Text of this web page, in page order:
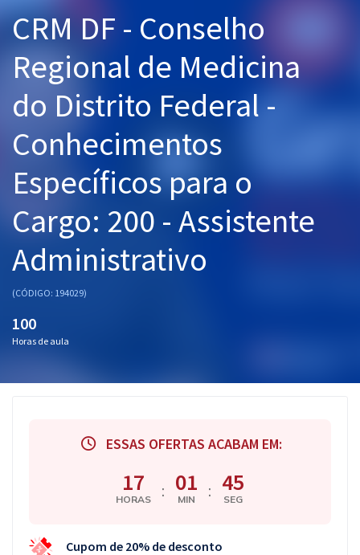
Cursos 20% OFF
Pós
Graduação
OAB
Questões grátis
CRM DF - Conselho
Regional de Medicina
do Distrito Federal -
Conhecimentos
Específicos para o
Cargo: 200 - Assistente
Administrativo
(CÓDIGO: 194029)
100
Horas de aula
ESSAS OFERTAS ACABAM EM:
17
HORAS : 01
MIN : 44
SEG
Cupom de 20% de desconto